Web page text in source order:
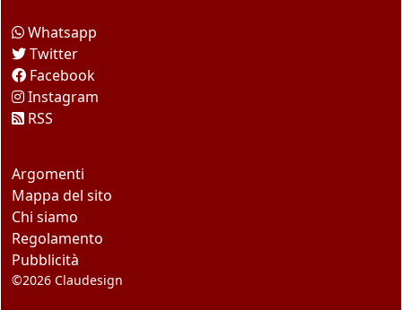
Whatsapp
Twitter
Facebook
Instagram
RSS
Argomenti
Mappa del sito
Chi siamo
Regolamento
Pubblicità
©2026 Claudesign